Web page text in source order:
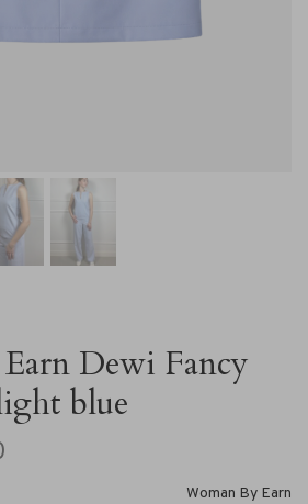
Dewi Fancy
blue
Woman By Earn